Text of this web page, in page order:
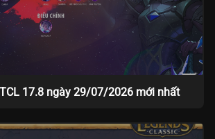
17.8 ngày 29/07/2026 mới nhất